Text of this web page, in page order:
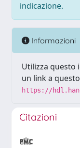
indicazione.
Informazioni
Utilizza questo
un link a
https://
Citazioni